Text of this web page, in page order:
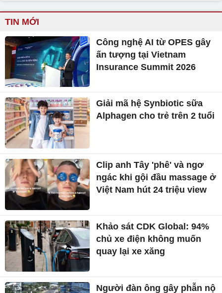
TIN MỚI
Công nghệ AI từ OPES gây
ấn tượng tại Vietnam
Insurance Summit 2026
Giải mã hệ Synbiotic sữa
Alphagen cho trẻ trên 2 tuổi
Clip anh Tây 'phê' và ngơ
ngác khi gội đầu massage ở
Việt Nam hút 24 triệu view
Khảo sát CDK Global: 94%
chủ xe điện không muốn
quay lại xe xăng
Người đàn ông gây phẫn nộ